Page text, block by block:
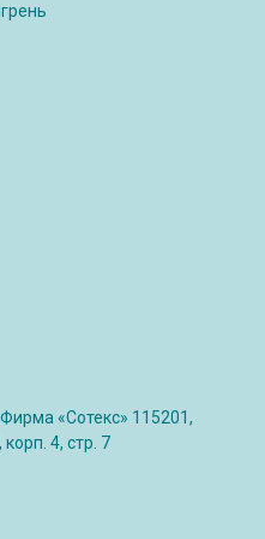
«Сотекс» 115201,
4, стр. 7